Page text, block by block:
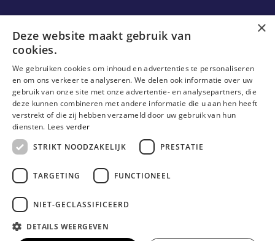
Onderzoek
Onderzoeksgroepen
Onderzoekers
Onderzoeker worden
© Erasmushogeschool Brussel 2026
×
Deze website maakt gebruik van
cookies.
We gebruiken cookies om inhoud en advertenties te personaliseren
en om ons verkeer te analyseren. We delen ook informatie over uw
gebruik van onze site met onze advertentie- en analysepartners, die
deze kunnen combineren met andere informatie die u aan hen heeft
verstrekt of die zij hebben verzameld door uw gebruik van hun
diensten. Lees verder
STRIKT NOODZAKELIJK
PRESTATIE
TARGETING FUNCTIONEEL
NIET-GECLASSIFICEERD
DETAILS WEERGEVEN